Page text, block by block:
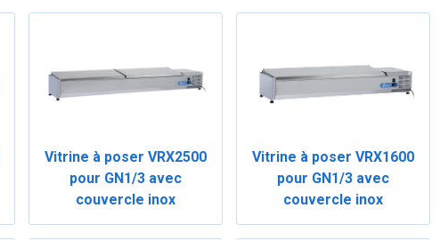
Vitrine à poser VRX2500
pour GN1/3 avec
couvercle inox
Vitrine à poser VRX1600
pour GN1/3 avec
couvercle inox